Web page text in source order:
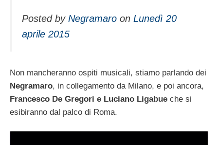
Posted by Negramaro on Lunedì 20
aprile 2015
Non mancheranno ospiti musicali, stiamo parlando dei
Negramaro, in collegamento da Milano, e poi ancora,
Francesco De Gregori e Luciano Ligabue che si
esibiranno dal palco di Roma.